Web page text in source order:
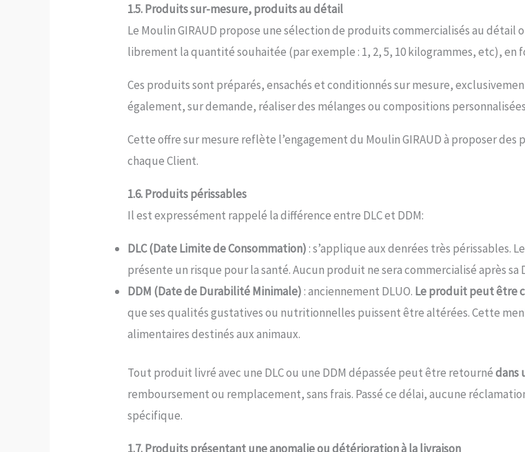
1.5. Produits sur-mesure, produits au détail
Le Moulin GIRAUD propose une sélection de produits commercialisés au détail
librement la quantité souhaitée (par exemple : 1, 2, 5, 10 kilogrammes, etc), en
Ces produits sont préparés, ensachés et conditionnés sur mesure,
également, sur demande, réaliser des mélanges ou compositions
Cette offre sur mesure reflète l’engagement du Moulin GIRAUD à proposer
chaque Client.
1.6. Produits périssables
Il est expressément rappelé la différence entre DLC et DDM:
DLC (Date Limite de Consommation): s’applique aux denrées très périssables.
présente un risque pour la santé. Aucun produit ne sera commercialisé après sa
DDM (Date de Durabilité Minimale): anciennement DLUO. Le produit peut être
que ses qualités gustatives ou nutritionnelles puissent être altérées. Cette
alimentaires destinés aux animaux.
Tout produit livré avec une DLC ou une DDM dépassée peut être retournédans
remboursement ou remplacement, sans frais. Passé ce délai, aucune
spécifique.
1.7. Produits présentant une anomalie ou détérioration à la livraison